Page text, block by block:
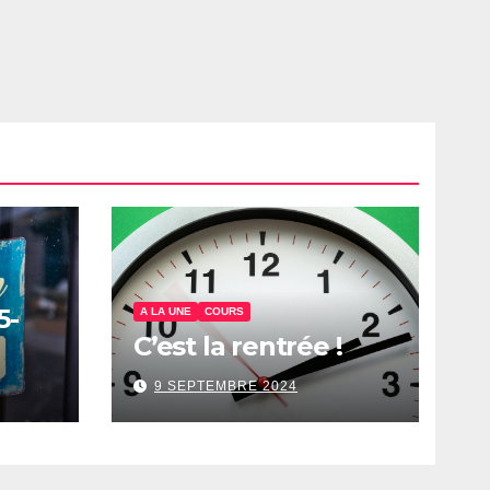
A LA UNE COURS
C’est la rentrée !
9 SEPTEMBRE 2024